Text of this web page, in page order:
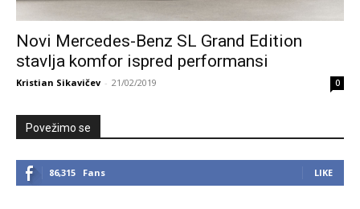
Novi Mercedes-Benz SL Grand Edition
stavlja komfor ispred performansi
Kristian Sikavičev - 21/02/2019 0
Povežimo se
86,315 Fans LIKE